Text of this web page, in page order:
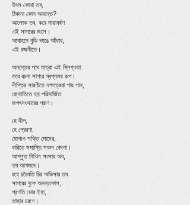
উৎস কোথা তব,
ঠিকানা কোন অনন্তে?
আলোক তব, করে মায়াবর্ষণ
এই সাগরের জলে।
আবাহনে বুঝি ভাঙে আঁধার,
এই রজনীতে।
অনন্তের পথে যাত্রা এই স্নিগ্ধতা
করে রচনা সাগরে স্বপ্নময় রূপ।
দীপ্তির সারণীতে নক্ষত্রেরা গায় গান,
জ্যোতিতে হয় পরিমার্জিত
জগৎসংসারের প্রাণ।
হে দীপ,
হে প্রেরণা,
যোগাও শক্তি মোদের,
করিতে সমাপ্তি সকল বেদনা।
আপ্লুত নিখিল সংসার অব,
তব আগমনে।
রহে চরৈবতি চির অভিসার তব
সাগরের বুকে অনন্তকাল,
প্রণতি মোর ইহা,
তাহার চরণে।